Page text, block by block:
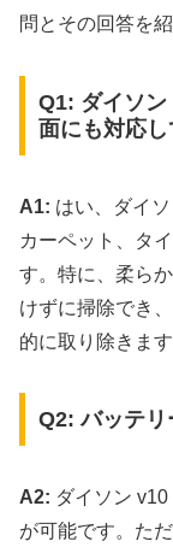
問とその回答を紹
Q1: ダイソ
面にも対応し
A1: はい、ダイ
カーペット、タ
す。特に、柔ら
けずに掃除でき
的に取り除きます
Q2: バッテリ
A2: ダイソン
が可能です。た